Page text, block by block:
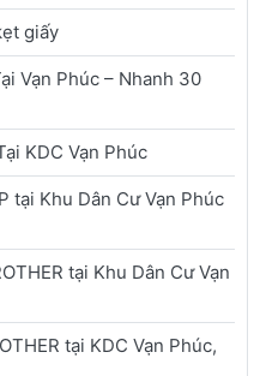
giấy
Vạn Phúc – Nhanh 30
KDC Vạn Phúc
tại Khu Dân Cư Vạn Phúc
tại Khu Dân Cư Vạn
tại KDC Vạn Phúc,